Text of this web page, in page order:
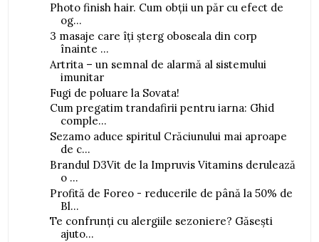
Photo finish hair. Cum obții un păr cu efect de
og...
3 masaje care îți șterg oboseala din corp
înainte ...
Artrita – un semnal de alarmă al sistemului
imunitar
Fugi de poluare la Sovata!
Cum pregatim trandafirii pentru iarna: Ghid
comple...
Sezamo aduce spiritul Crăciunului mai aproape
de c...
Brandul D3Vit de la Impruvis Vitamins derulează
o ...
Profită de Foreo - reducerile de până la 50% de
Bl...
Te confrunți cu alergiile sezoniere? Găsești
ajuto...